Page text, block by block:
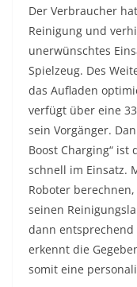
Der Verbraucher
Reinigung und
unerwünschtes
Spielzeug. Des
das Aufladen
verfügt über eine
sein Vorgänger.
Boost Charging“ ist
schnell im Einsatz.
Roboter
seinen
dann entsprechend
erkennt die
somit eine